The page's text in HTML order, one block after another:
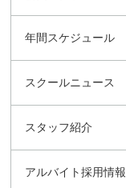
年間スケジュール
スクールニュース
スタッフ紹介
アルバイト採用情報